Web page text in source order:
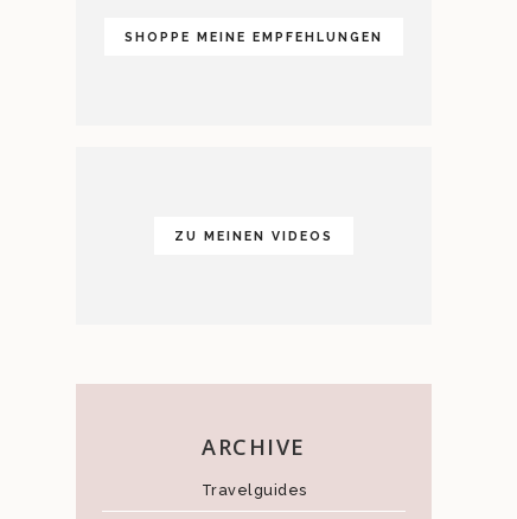
SHOPPE MEINE EMPFEHLUNGEN
ZU MEINEN VIDEOS
ARCHIVE
Travelguides